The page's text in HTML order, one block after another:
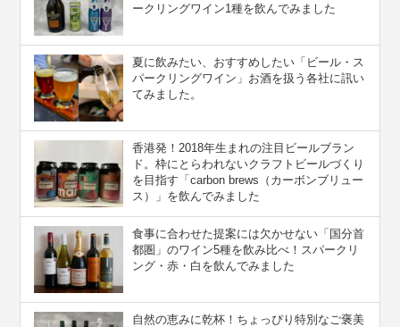
ークリングワイン1種を飲んでみました
夏に飲みたい、おすすめしたい「ビール・ス
パークリングワイン」お酒を扱う各社に訊い
てみました。
香港発！2018年生まれの注目ビールブラン
ド。枠にとらわれないクラフトビールづくり
を目指す「carbon brews（カーボンブリュー
ス）」を飲んでみました
食事に合わせた提案には欠かせない「国分首
都圏」のワイン5種を飲み比べ！スパークリ
ング・赤・白を飲んでみました
自然の恵みに乾杯！ちょっぴり特別なご褒美